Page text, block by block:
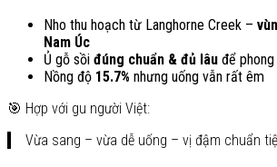
Nho thu hoạch từ Langhorne Creek –
Nam Úc
Ủ gỗ sồi đúng chuẩn & đủ lâu để
Nồng độ 15.7% nhưng uống vẫn rất êm
🎯 Hợp với gu người Việt:
Vừa sang – vừa dễ uống – vị đậm chuẩn